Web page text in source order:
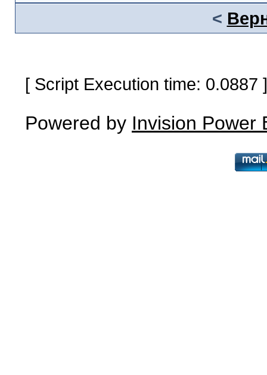
<
[ Script Execution time:
Powered by Invision Power